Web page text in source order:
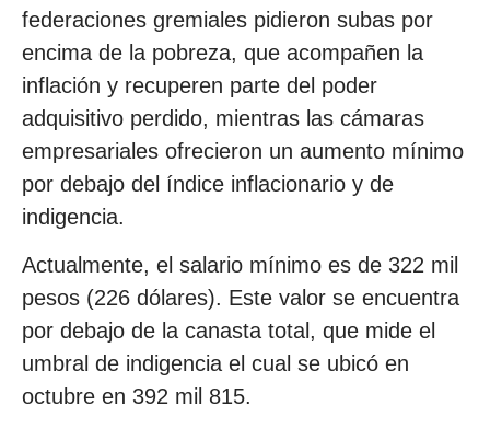
federaciones gremiales pidieron subas por
encima de la pobreza, que acompañen la
inflación y recuperen parte del poder
adquisitivo perdido, mientras las cámaras
empresariales ofrecieron un aumento mínimo
por debajo del índice inflacionario y de
indigencia.
Actualmente, el salario mínimo es de 322 mil
pesos (226 dólares). Este valor se encuentra
por debajo de la canasta total, que mide el
umbral de indigencia el cual se ubicó en
octubre en 392 mil 815.